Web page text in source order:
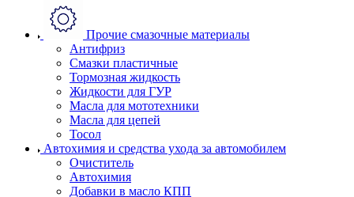
Прочие смазочные материалы
Антифриз
Смазки пластичные
Тормозная жидкость
Жидкости для ГУР
Масла для мототехники
Масла для цепей
Тосол
Автохимия и средства ухода за автомобилем
Очиститель
Автохимия
Добавки в масло КПП